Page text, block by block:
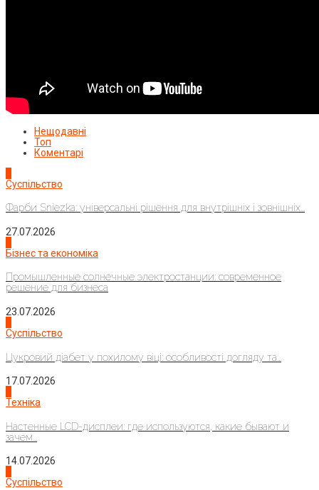
Нещодавні
Топ
Коментарі
Суспільство
Фарби Sniezka: універсальні рішення для внутрішніх і зовнішніх...
27.07.2026
Бізнес та економіка
Промышленные солнечные электростанции: современное
решение для бизнеса
23.07.2026
Суспільство
Цукровий діабет у похилому віці: особливості догляду та...
17.07.2026
Техніка
Настенные LCD-дисплеи: где используются, какие бывают и
зачем...
14.07.2026
Суспільство